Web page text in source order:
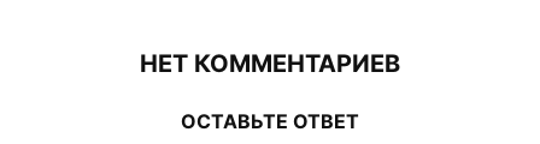
НЕТ КОММЕНТАРИЕВ
ОСТАВЬТЕ ОТВЕТ